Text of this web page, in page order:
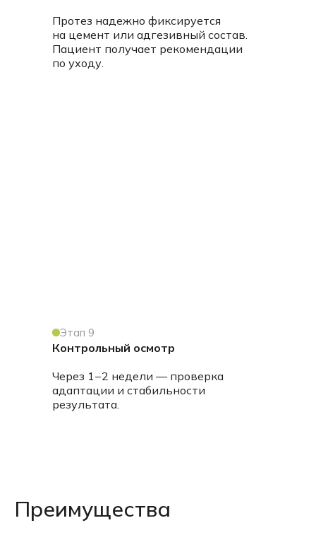
Протез надежно фиксируется
на цемент или адгезивный состав.
Пациент получает рекомендации
по уходу.
Этап 9
Контрольный осмотр
Через 1−2 недели — проверка
адаптации и стабильности
результата.
Преимущества